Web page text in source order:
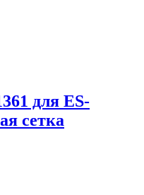
для ES-
сетка